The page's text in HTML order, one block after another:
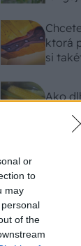
or
to
may
of the
ktorá
si
Ako
NAŠE